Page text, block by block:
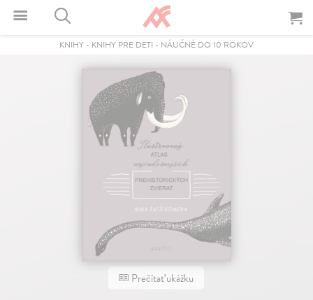
KNIHY - KNIHY PRE DETI - NÁUČNÉ DO 10 ROKOV
Prečítať ukážku